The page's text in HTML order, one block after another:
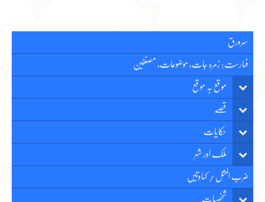
سرورق
فہارست: زمرہ جات، موضوعات، مصنفین
موقع بہ موقع
قصّے
حکایات
ملک اور شہر
ضرب المثل / کہاوتیں
شخصیات